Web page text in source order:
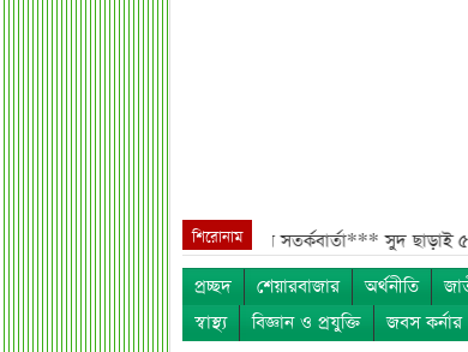
শিরোনাম
অস্বাভাবিক বাড়ায় ডিএসইর সতর্কবার্তা*** সুদ ছাড়াই ৫ হাজার
প্রচ্ছদ
শেয়ারবাজার অর্থনীতি
স্বাস্থ্য
বিজ্ঞান ও প্রযুক্তি জবস কর্নার